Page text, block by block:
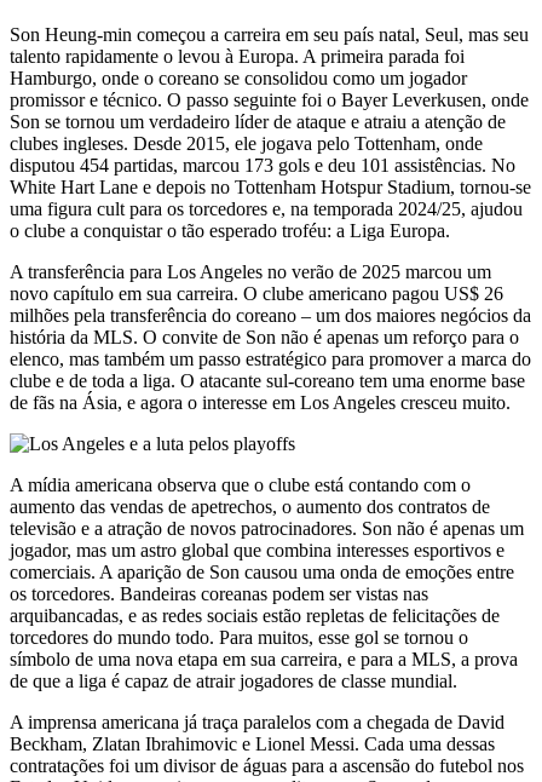
Son Heung-min começou a carreira em seu país natal, Seul, mas seu
talento rapidamente o levou à Europa. A primeira parada foi
Hamburgo, onde o coreano se consolidou como um jogador
promissor e técnico. O passo seguinte foi o Bayer Leverkusen, onde
Son se tornou um verdadeiro líder de ataque e atraiu a atenção de
clubes ingleses. Desde 2015, ele jogava pelo Tottenham, onde
disputou 454 partidas, marcou 173 gols e deu 101 assistências. No
White Hart Lane e depois no Tottenham Hotspur Stadium, tornou-se
uma figura cult para os torcedores e, na temporada 2024/25, ajudou
o clube a conquistar o tão esperado troféu: a Liga Europa.
A transferência para Los Angeles no verão de 2025 marcou um
novo capítulo em sua carreira. O clube americano pagou US$ 26
milhões pela transferência do coreano – um dos maiores negócios da
história da MLS. O convite de Son não é apenas um reforço para o
elenco, mas também um passo estratégico para promover a marca do
clube e de toda a liga. O atacante sul-coreano tem uma enorme base
de fãs na Ásia, e agora o interesse em Los Angeles cresceu muito.
A mídia americana observa que o clube está contando com o
aumento das vendas de apetrechos, o aumento dos contratos de
televisão e a atração de novos patrocinadores. Son não é apenas um
jogador, mas um astro global que combina interesses esportivos e
comerciais. A aparição de Son causou uma onda de emoções entre
os torcedores. Bandeiras coreanas podem ser vistas nas
arquibancadas, e as redes sociais estão repletas de felicitações de
torcedores do mundo todo. Para muitos, esse gol se tornou o
símbolo de uma nova etapa em sua carreira, e para a MLS, a prova
de que a liga é capaz de atrair jogadores de classe mundial.
A imprensa americana já traça paralelos com a chegada de David
Beckham, Zlatan Ibrahimovic e Lionel Messi. Cada uma dessas
contratações foi um divisor de águas para a ascensão do futebol nos